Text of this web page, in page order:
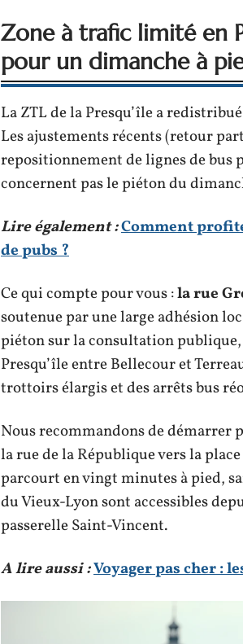
Zone à trafic limité en
pour un dimanche à
La ZTL de la Presqu’île a
Les ajustements récents (retour
repositionnement de lignes de bus
concernent pas le piéton du
Lire également :Comment
de pubs ?
Ce qui compte pour vous :la rue
soutenue par une large adhésion
piéton sur la consultation
Presqu’île entre Bellecour et
trottoirs élargis et des arrêts bus
Nous recommandons de démarrer
la rue de la République vers la
parcourt en vingt minutes à pied,
du Vieux-Lyon sont accessibles
passerelle Saint-Vincent.
A lire aussi :Voyager pas cher :